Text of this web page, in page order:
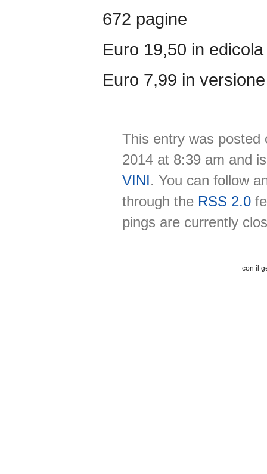
672 pagine
Euro 19,50 in
Euro 7,99 in
This entry was posted
2014 at 8:39 am and
VINI . You can follow
through the RSS 2.0
pings are currently
con il